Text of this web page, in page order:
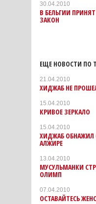
30.04.2010
В БЕЛЬГИИ
ЗАКОН
ЕЩЕ НОВОСТИ ПО
21.04.2010
ХИДЖАБ НЕ
15.04.2010
КРИВОЕ ЗЕРКАЛО
15.04.2010
ХИДЖАБ ОБНАЖИЛ
АЛЖИРЕ
13.04.2010
МУСУЛЬМАНКИ
ОЛИМП
07.04.2010
ОСТАВАЙТЕСЬ